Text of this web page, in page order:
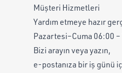
Müşteri Hizmetleri
Yardım etmeye hazır
Pazartesi–Cuma 06:00 –
Bizi arayın veya yazın,
e-postanıza bir iş günü